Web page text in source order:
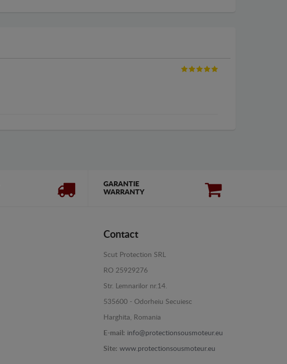
GARANTIE
WARRANTY
Contact
Scut Protection SRL
RO 25929276
Str. Lemnarilor nr.14.
535600 - Odorheiu Secuiesc
Harghita, Romania
E-mail: info@protectionsousmoteur.eu
Site: www.protectionsousmoteur.eu